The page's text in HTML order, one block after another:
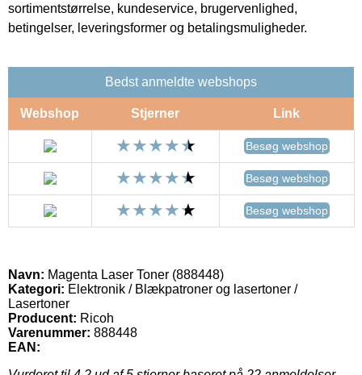
sortimentstørrelse, kundeservice, brugervenlighed,
betingelser, leveringsformer og betalingsmuligheder.
Bedst anmeldte webshops
Webshop Stjerner Link
Besøg webshop
Besøg webshop
Besøg webshop
Navn: Magenta Laser Toner (888448)
Kategori: Elektronik / Blækpatroner og lasertoner /
Lasertoner
Producent: Ricoh
Varenummer: 888448
EAN: